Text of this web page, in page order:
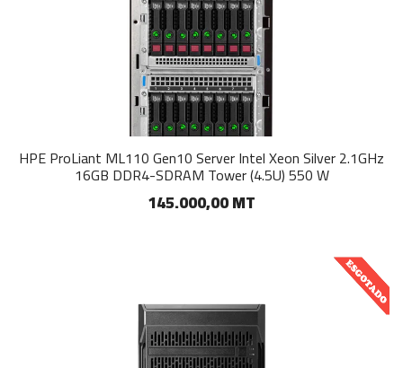
HPE ProLiant ML110 Gen10 Server Intel Xeon Silver 2.1GHz
16GB DDR4-SDRAM Tower (4.5U) 550 W
145.000,00 MT